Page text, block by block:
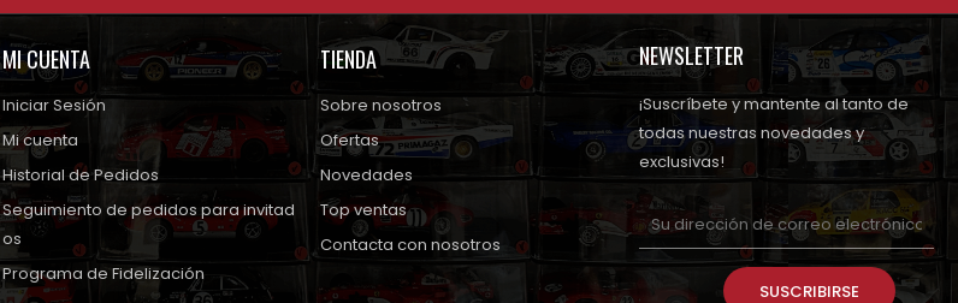
MI CUENTA
Iniciar Sesión
Mi cuenta
Historial de Pedidos
Seguimiento de pedidos para invitad
os
Programa de Fidelización
TIENDA
Sobre nosotros
Ofertas
Novedades
Top ventas
Contacta con nosotros
NEWSLETTER
¡Suscríbete y mantente al tanto de
todas nuestras novedades y
exclusivas!
SUSCRIBIRSE